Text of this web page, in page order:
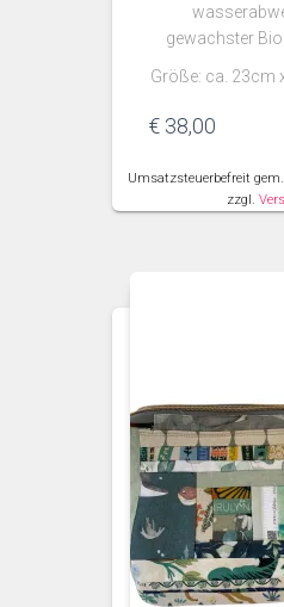
gewachster
Größe: ca. 23cm
€ 38,00
Umsatzsteuerbefreit
zzgl.